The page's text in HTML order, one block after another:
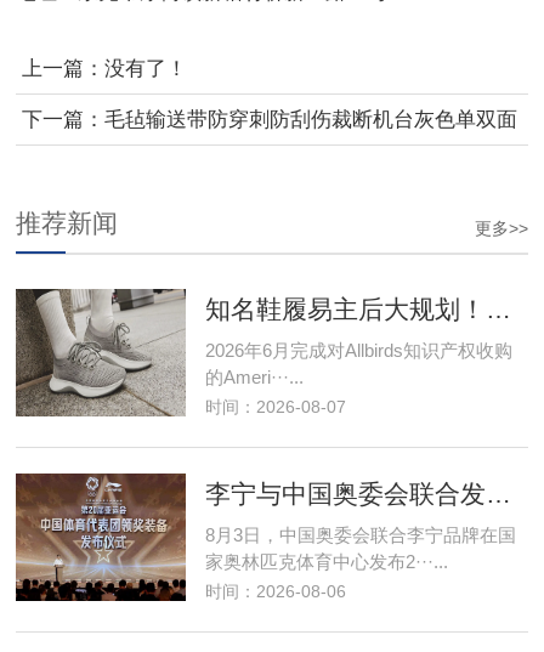
上一篇：没有了！
下一篇： 毛毡输送带防穿刺防刮伤裁断机台灰色单双面
更多>>
推荐新闻
2026年6月完成对Allbirds知识产权收购
的Ameri···...
时间：2026-08-07
8月3日，中国奥委会联合李宁品牌在国
家奥林匹克体育中心发布2···...
时间：2026-08-06